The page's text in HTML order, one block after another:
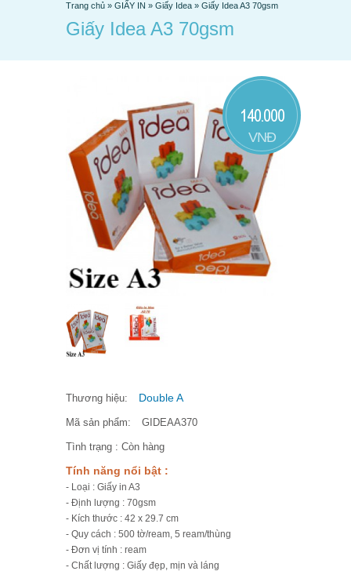
Trang chủ » GIẤY IN » Giấy Idea » Giấy Idea A3 70gsm
Giấy Idea A3 70gsm
140.000
VNĐ
Thương hiệu: Double A
Mã sản phẩm: GIDEAA370
Tình trạng : Còn hàng
Tính năng nổi bật :
- Loại : Giấy in A3
- Định lượng : 70gsm
- Kích thước : 42 x 29.7 cm
- Quy cách : 500 tờ/ream, 5 ream/thùng
- Đơn vị tính : ream
- Chất lượng : Giấy đẹp, mịn và láng